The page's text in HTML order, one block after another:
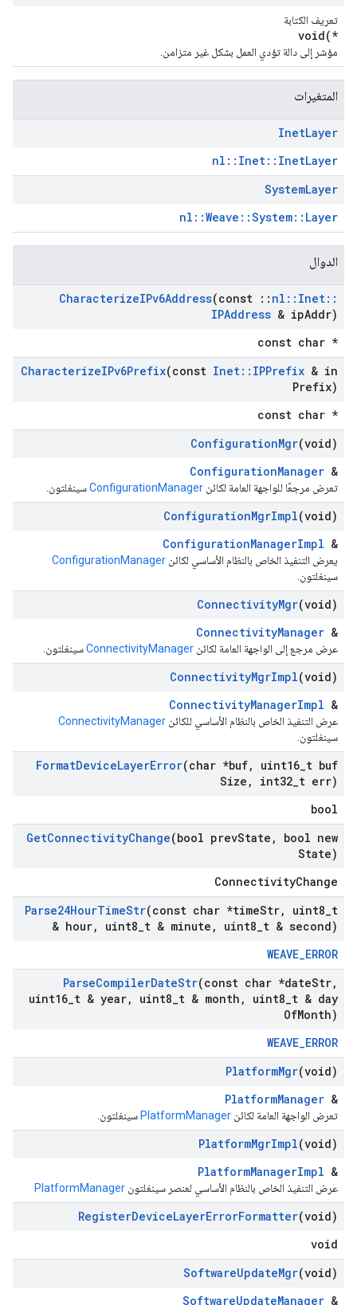
تعريف الكتابة
void(*
مؤشر إلى دالة تؤدي العمل بشكل غير متزامن.
المتغيرات
InetLayer
nl::Inet::InetLayer
SystemLayer
nl::Weave::System::Layer
الدوال
CharacterizeIPv6Address(const :: nl :: Inet::
IPAddress & ipAddr)
const char *
CharacterizeIPv6Prefix(const Inet:: IPPrefix & in
Prefix)
const char *
ConfigurationMgr(void)
ConfigurationManager &
تعرض مرجعًا للواجهة العامة لكائن ConfigurationManagerسينغلتون.
ConfigurationMgrImpl(void)
ConfigurationManagerImpl &
يعرض التنفيذ الخاص بالنظام الأساسي لكائن ConfigurationManager
سينغلتون.
ConnectivityMgr(void)
ConnectivityManager &
عرض مرجع إلى الواجهة العامة لكائن ConnectivityManagerسينغلتون.
ConnectivityMgrImpl(void)
ConnectivityManagerImpl &
عرض التنفيذ الخاص بالنظام الأساسي للكائن ConnectivityManager
سينغلتون.
FormatDeviceLayerError(char *buf, uint16 t buf
Size , int32 t err)
bool
GetConnectivityChange(bool prevState ,
bool new
State)
ConnectivityChange
Parse24HourTimeStr(const char *timeStr, uint8 t
& hour, uint8 t & minute , uint8 t & second)
WEAVE_ERROR
ParseCompilerDateStr(const char *dateStr,
uint16 t & year, uint8 t & month , uint8 t & day
OfMonth)
WEAVE_ERROR
PlatformMgr(void)
PlatformManager &
تعرض الواجهة العامة لكائن PlatformManager سينغلتون.
PlatformMgrImpl(void)
PlatformManagerImpl &
عرض التنفيذ الخاص بالنظام الأساسي لعنصر سينغلتون PlatformManager
RegisterDeviceLayerErrorFormatter(void)
void
SoftwareUpdateMgr(void)
SoftwareUpdateManager &